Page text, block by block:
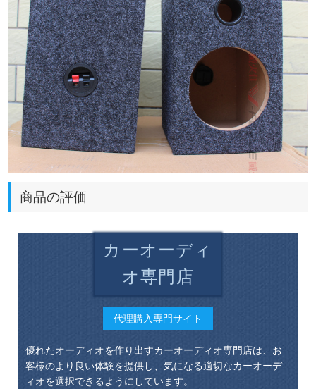
商品の評価
カーオーディ
オ専門店
代理購入専門サイト
優れたオーディオを作り出すカーオーディオ専門店は、お
客様のより良い体験を提供し、気になる適切なカーオーデ
ィオを選択できるようにしています。